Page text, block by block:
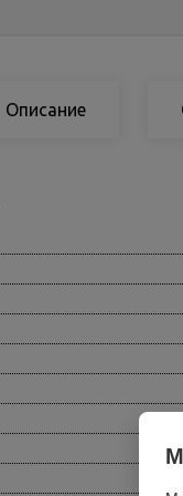
Описание